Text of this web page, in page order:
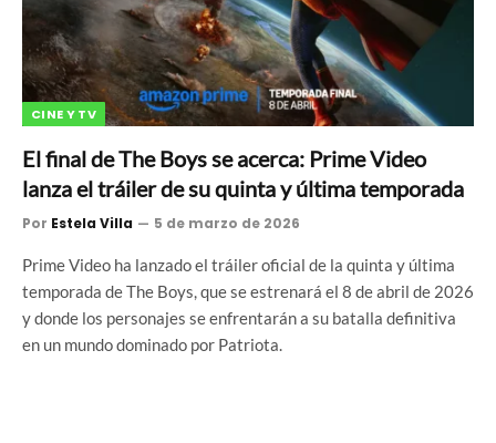
CINE Y TV
El final de The Boys se acerca: Prime Video
lanza el tráiler de su quinta y última temporada
Por Estela Villa 5 de marzo de 2026
Prime Video ha lanzado el tráiler oficial de la quinta y última
temporada de The Boys, que se estrenará el 8 de abril de 2026
y donde los personajes se enfrentarán a su batalla definitiva
en un mundo dominado por Patriota.